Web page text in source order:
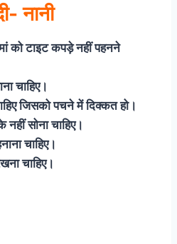
नानी
को टाइट कपड़े नहीं पहनने
चाहिए।
जिसको पचने में दिक्कत हो।
सोना चाहिए।
चाहिए।
चाहिए।